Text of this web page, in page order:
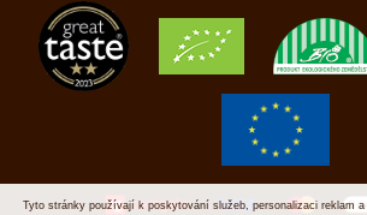
Tyto stránky používají k poskytování služeb, personalizaci reklam